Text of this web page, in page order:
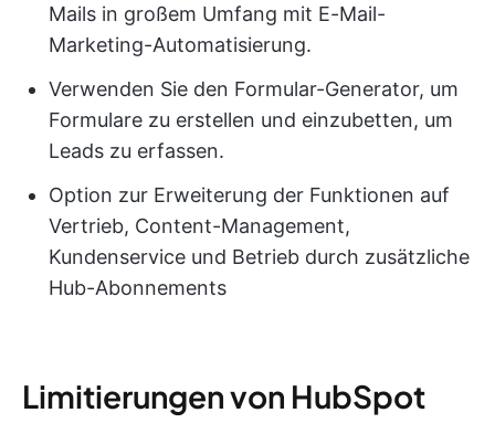
Mails in großem Umfang mit E-Mail-
Marketing-Automatisierung.
Verwenden Sie den Formular-Generator, um
Formulare zu erstellen und einzubetten, um
Leads zu erfassen.
Option zur Erweiterung der Funktionen auf
Vertrieb, Content-Management,
Kundenservice und Betrieb durch zusätzliche
Hub-Abonnements
Limitierungen von HubSpot